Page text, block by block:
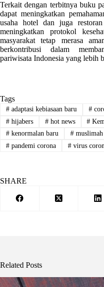
Terkait dengan terbitnya buku
dapat meningkatkan
usaha hotel dan juga
meningkatkan protokol
masyarakat tetap merasa
berkontribusi dalam
pariwisata Indonesia yang lebih
Tags
#adaptasi kebiasaan baru #
#hijabers #hot news #
#kenormalan baru #muslimah
#pandemi corona #virus
SHARE
Related Posts